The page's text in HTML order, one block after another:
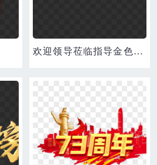
欢迎领导莅临指导金色艺术字设计